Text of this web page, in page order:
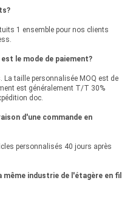
1 ensemble pour nos clients
le mode de paiement?
La taille personnalisée MOQ est de
est généralement T/T 30%
doc.
d'une commande en
personnalisés 40 jours après
même industrie de l'étagère en fil